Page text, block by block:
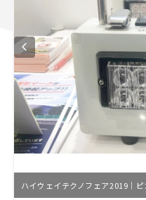
ハイウェイテクノフェア2019｜ピ